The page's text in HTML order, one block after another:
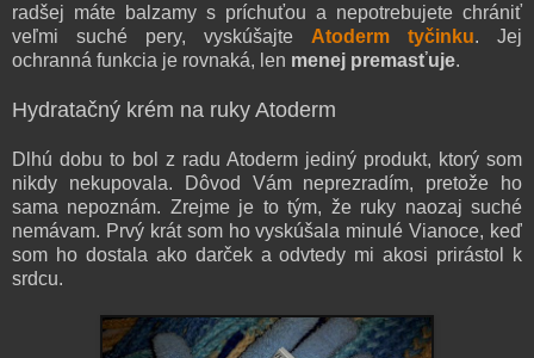
radšej máte balzamy s príchuťou a nepotrebujete chrániť
veľmi suché pery, vyskúšajte Atoderm tyčinku. Jej
ochranná funkcia je rovnaká, len menej premasťuje.
Hydratačný krém na ruky Atoderm
Dlhú dobu to bol z radu Atoderm jediný produkt, ktorý som
nikdy nekupovala. Dôvod Vám neprezradím, pretože ho
sama nepoznám. Zrejme je to tým, že ruky naozaj suché
nemávam. Prvý krát som ho vyskúšala minulé Vianoce, keď
som ho dostala ako darček a odvtedy mi akosi prirástol k
srdcu.